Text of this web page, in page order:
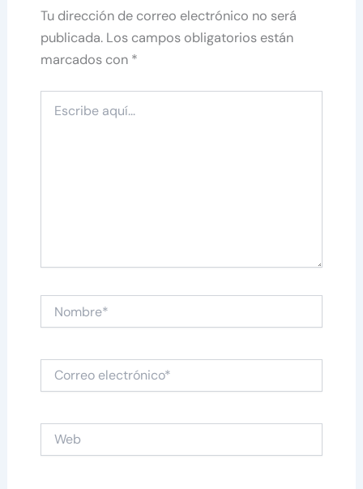
Tu dirección de correo electrónico no será
publicada. Los campos obligatorios están
marcados con *
aquí...
Correo
electrónico*